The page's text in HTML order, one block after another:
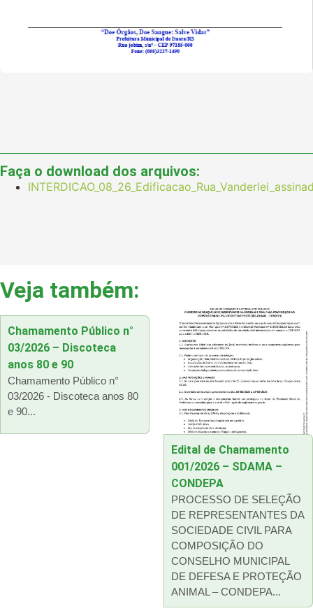
Faça o download dos arquivos:
Veja também:
Chamamento Público n°
03/2026 – Discoteca
anos 80 e 90
Chamamento Público n°
03/2026 - Discoteca anos 80
e 90...
Edital de Chamamento
001/2026 – SDAMA –
CONDEPA
PROCESSO DE SELEÇÃO
DE REPRESENTANTES DA
SOCIEDADE CIVIL PARA
COMPOSIÇÃO DO
CONSELHO MUNICIPAL
DE DEFESA E PROTEÇÃO
ANIMAL – CONDEPA...